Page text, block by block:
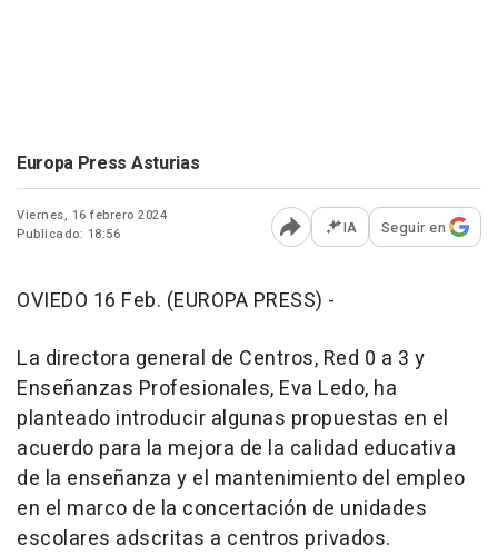
Europa Press Asturias
Viernes, 16 febrero 2024
Publicado: 18:56
Abrir opciones para
IA Seguir en
OVIEDO 16 Feb. (EUROPA PRESS) -
La directora general de Centros, Red 0 a 3 y
Enseñanzas Profesionales, Eva Ledo, ha
planteado introducir algunas propuestas en el
acuerdo para la mejora de la calidad educativa
de la enseñanza y el mantenimiento del empleo
en el marco de la concertación de unidades
escolares adscritas a centros privados.